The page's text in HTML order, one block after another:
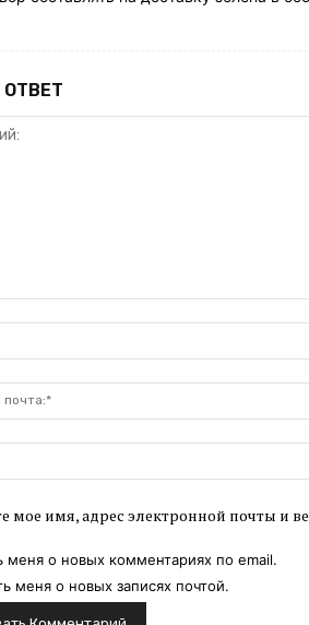
ОТВЕТ
мое имя, адрес электронной почты и
меня о новых комментариях по email.
меня о новых записях почтой.